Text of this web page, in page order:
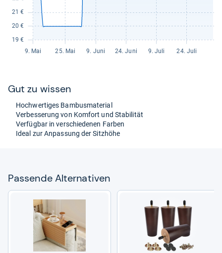
Gut zu wis­sen
Hoch­wer­ti­ges Bam­bus­ma­te­rial
Ver­bes­se­rung von Kom­fort und Sta­bi­li­tät
Ver­füg­bar in ver­schie­de­nen Far­ben
Ideal zur Anpas­sung der Sitz­höhe
Pas­sende Alter­na­ti­ven